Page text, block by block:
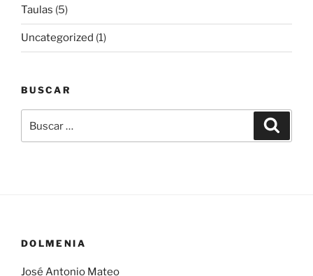
Taulas (5)
Uncategorized (1)
BUSCAR
por:
DOLMENIA
José Antonio Mateo